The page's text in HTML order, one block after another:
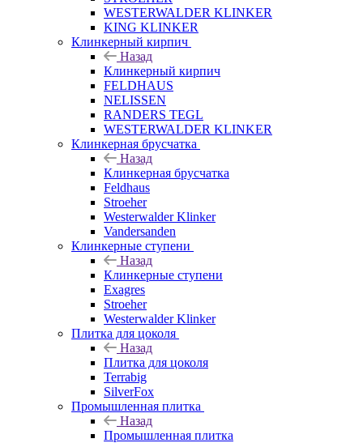
WESTERWALDER KLINKER
KING KLINKER
Клинкерный кирпич
Назад
Клинкерный кирпич
FELDHAUS
NELISSEN
RANDERS TEGL
WESTERWALDER KLINKER
Клинкерная брусчатка
Назад
Клинкерная брусчатка
Feldhaus
Stroeher
Westerwalder Klinker
Vandersanden
Клинкерные ступени
Назад
Клинкерные ступени
Exagres
Stroeher
Westerwalder Klinker
Плитка для цоколя
Назад
Плитка для цоколя
Terrabig
SilverFox
Промышленная плитка
Назад
Промышленная плитка